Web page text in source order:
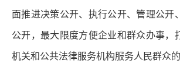
面推进决策公开、执行公开、管理公开
公开，最大限度方便企业和群众办事，
机关和公共法律服务机构服务人民群众的